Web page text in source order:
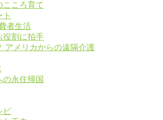
こころ育て
者生活
役割に拍手
アメリカからの遠隔介護
永住帰国
ピ